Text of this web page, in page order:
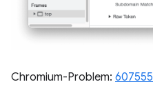
Chromium-Problem: 607555